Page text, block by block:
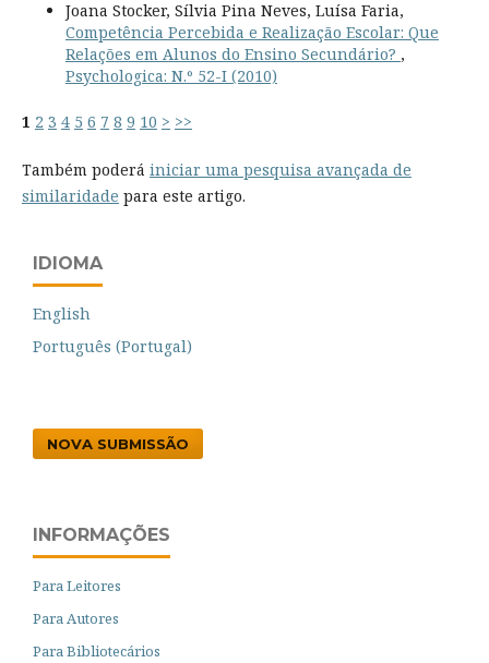
Joana Stocker, Sílvia Pina Neves, Luísa Faria,
Competência Percebida e Realização Escolar: Que
Relações em Alunos do Ensino Secundário? ,
Psychologica: N.º 52-I (2010)
1 2 3 4 5 6 7 8 9 10 > >>
Também poderá iniciar uma pesquisa avançada de
similaridade para este artigo.
IDIOMA
English
Português (Portugal)
NOVA SUBMISSÃO
INFORMAÇÕES
Para Leitores
Para Autores
Para Bibliotecários